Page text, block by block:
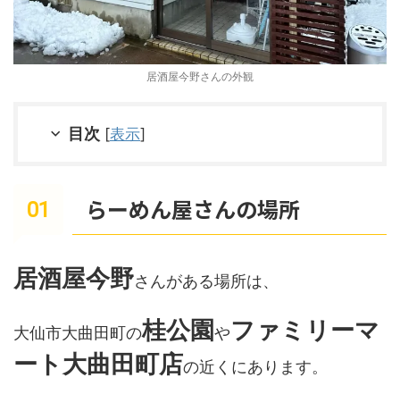
居酒屋今野さんの外観
目次 [表示]
らーめん屋さんの場所
居酒屋今野さんがある場所は、
大仙市大曲田町の桂公園やファミリーマ
ート大曲田町店の近くにあります。